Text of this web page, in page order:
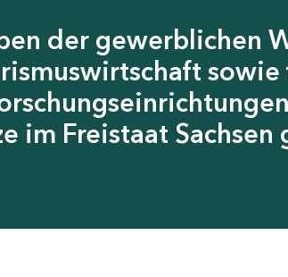
der gewerblichen
im Freistaat Sachsen